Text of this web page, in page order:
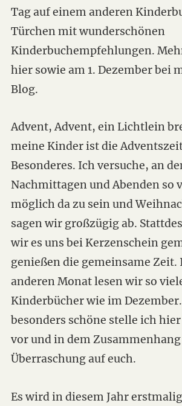
Tag auf einem anderen
Türchen mit wunderschönen
Kinderbuchempfehlungen.
hier sowie am 1. Dezember bei
Blog.
Advent, Advent, ein Lichtlein
meine Kinder ist die
Besonderes. Ich versuche, an
Nachmittagen und Abenden so
möglich da zu sein und
sagen wir großzügig ab.
wir es uns bei Kerzenschein
genießen die gemeinsame Zeit.
anderen Monat lesen wir so
Kinderbücher wie im
besonders schöne stelle ich
vor und in dem
Überraschung auf euch.
Es wird in diesem Jahr